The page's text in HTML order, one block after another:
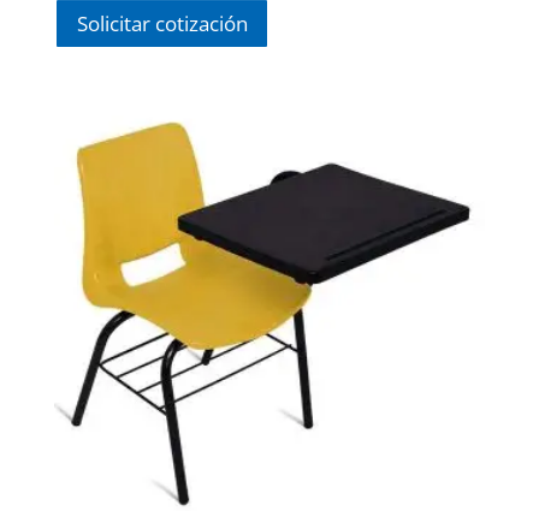
Solicitar cotización